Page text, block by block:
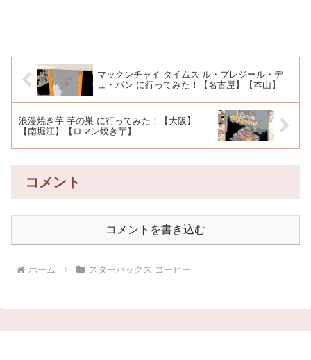
マックンチャイ タイムス ル・プレジール・デ
ュ・パン に行ってみた！【名古屋】【本山】
浪漫焼き芋 芋の巣 に行ってみた！【大阪】
【南堀江】【ロマン焼き芋】
コメント
コメントを書き込む
ホーム スターバックス コーヒー